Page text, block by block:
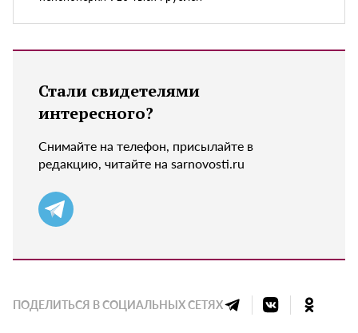
Стали свидетелями
интересного?
Снимайте на телефон, присылайте в
редакцию, читайте на sarnovosti.ru
ПОДЕЛИТЬСЯ В СОЦИАЛЬНЫХ СЕТЯХ